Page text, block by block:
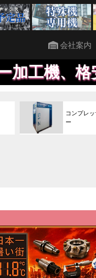
会社案内
販売し
コンプレ
ー